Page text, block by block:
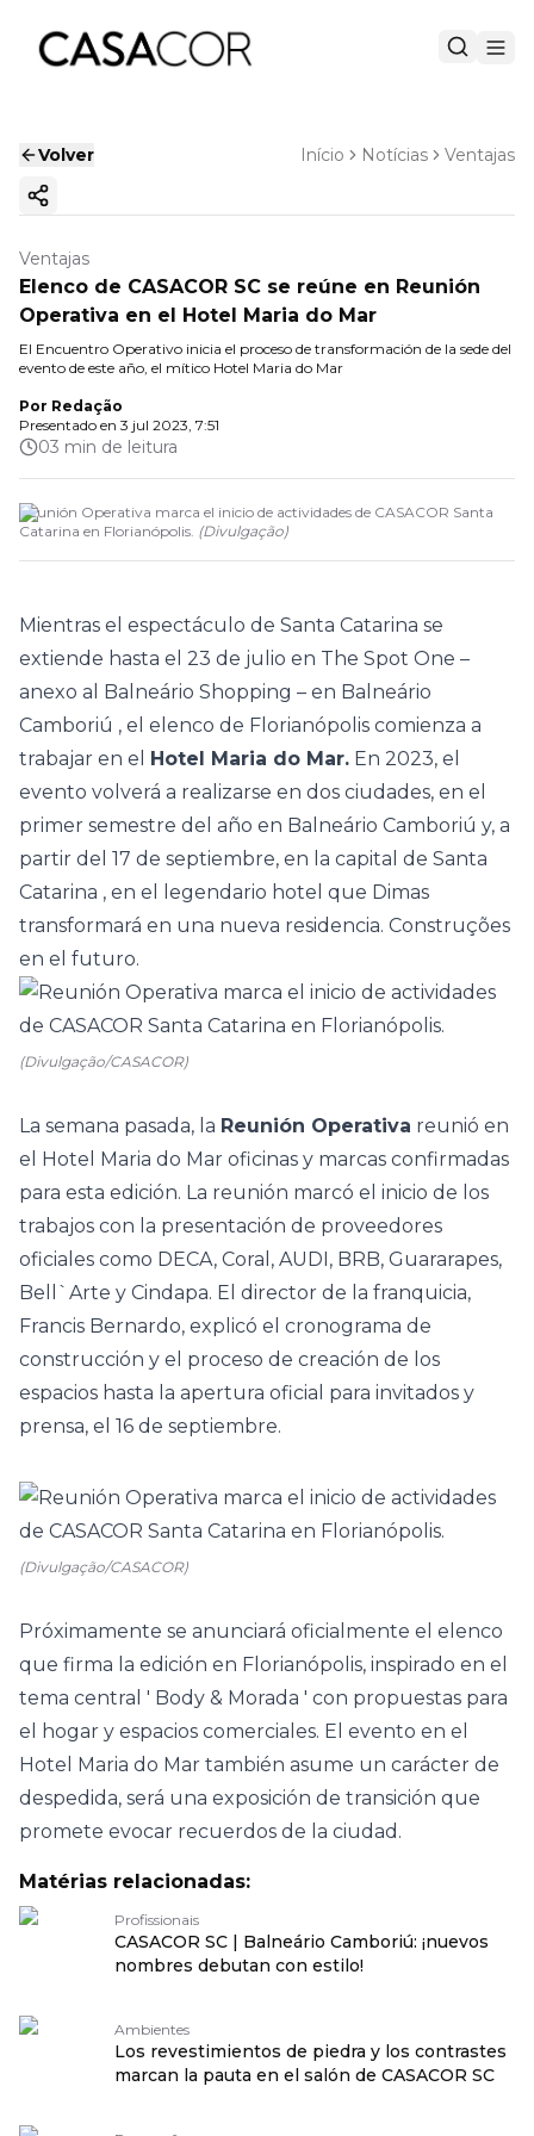
Volver Início Notícias Ventajas
Copiar enlace
Ventajas
Elenco de CASACOR SC se reúne en Reunión
Operativa en el Hotel Maria do Mar
El Encuentro Operativo inicia el proceso de transformación de la sede del
evento de este año, el mítico Hotel Maria do Mar
Por Redação
Presentado en 3 jul 2023, 7:51
03 min de leitura
Reunión Operativa marca el inicio de actividades de CASACOR Santa
Catarina en Florianópolis. (Divulgação)
Mientras el espectáculo de Santa Catarina se
extiende hasta el 23 de julio en The Spot One –
anexo al Balneário Shopping – en Balneário
Camboriú , el elenco de Florianópolis comienza a
trabajar en el Hotel Maria do Mar. En 2023, el
evento volverá a realizarse en dos ciudades, en el
primer semestre del año en Balneário Camboriú y, a
partir del 17 de septiembre, en la capital de Santa
Catarina , en el legendario hotel que Dimas
transformará en una nueva residencia. Construções
en el futuro.
(Divulgação/CASACOR)
La semana pasada, la Reunión Operativa reunió en
el Hotel Maria do Mar oficinas y marcas confirmadas
para esta edición. La reunión marcó el inicio de los
trabajos con la presentación de proveedores
oficiales como DECA, Coral, AUDI, BRB, Guararapes,
Bell`Arte y Cindapa. El director de la franquicia,
Francis Bernardo, explicó el cronograma de
construcción y el proceso de creación de los
espacios hasta la apertura oficial para invitados y
prensa, el 16 de septiembre.
(Divulgação/CASACOR)
Próximamente se anunciará oficialmente el elenco
que firma la edición en Florianópolis, inspirado en el
tema central ' Body & Morada ' con propuestas para
el hogar y espacios comerciales. El evento en el
Hotel Maria do Mar también asume un carácter de
despedida, será una exposición de transición que
promete evocar recuerdos de la ciudad.
Matérias relacionadas:
Profissionais
CASACOR SC | Balneário Camboriú: ¡nuevos
nombres debutan con estilo!
Ambientes
Los revestimientos de piedra y los contrastes
marcan la pauta en el salón de CASACOR SC